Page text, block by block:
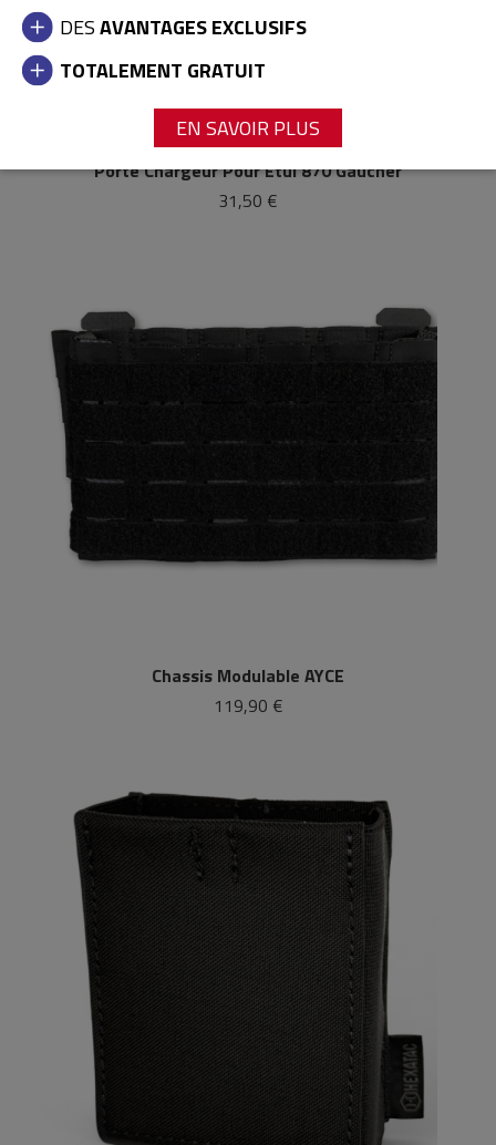
DESAVANTAGES EXCLUSIFS
TOTALEMENT GRATUIT
EN SAVOIR PLUS
Porte Chargeur Pour Étui 870 Gaucher
31,50 €
Chassis Modulable AYCE
119,90 €